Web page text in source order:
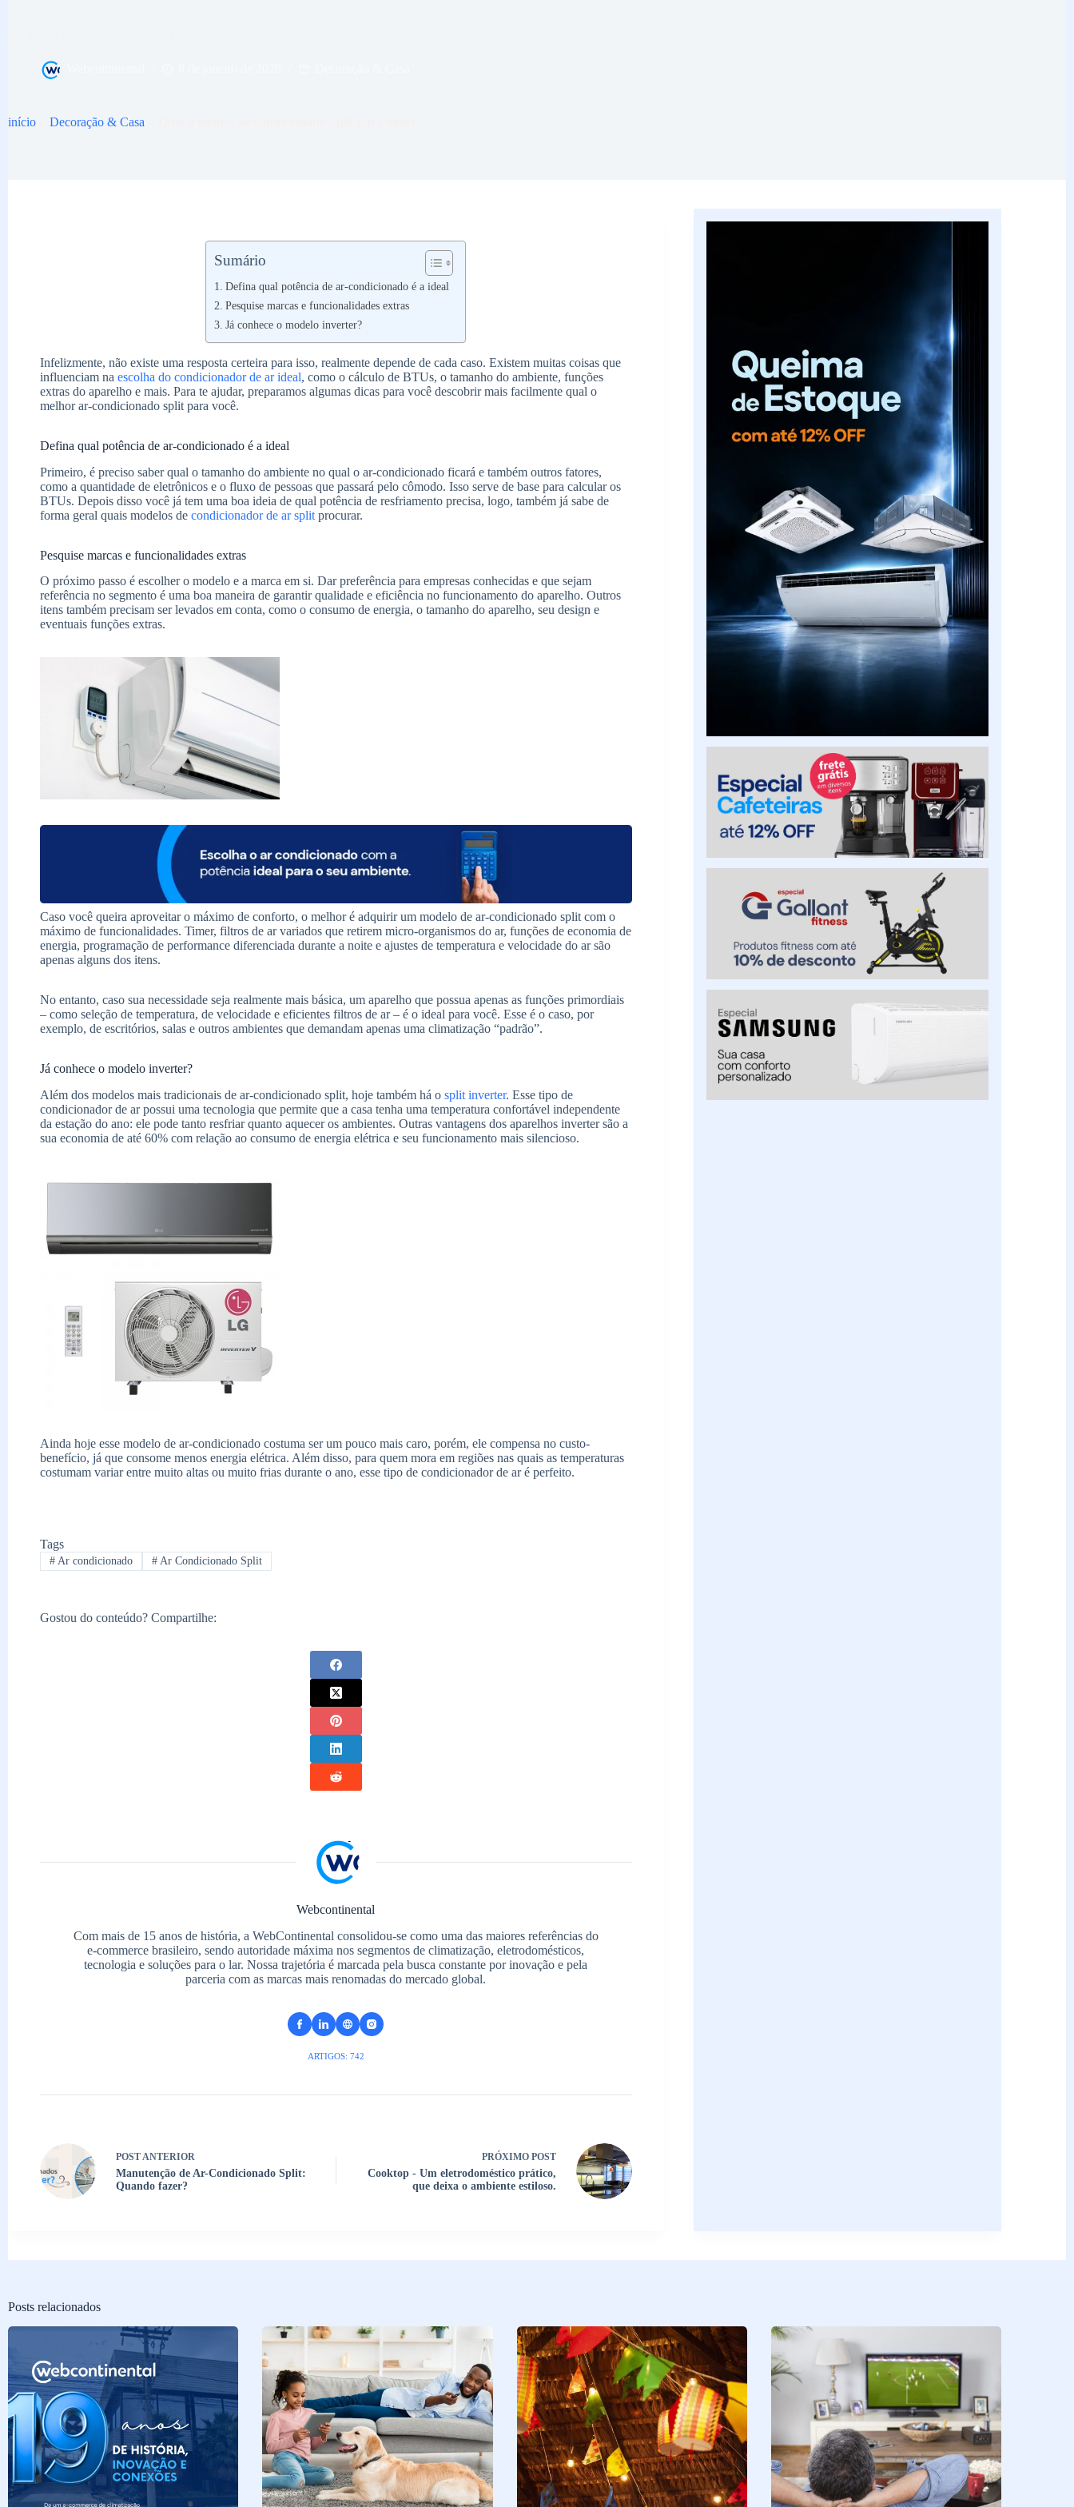
início Decoração & Casa
Sumário
Defina qual potência de ar-condicionado é a ideal
Pesquise marcas e funcionalidades extras
Já conhece o modelo inverter?
Infelizmente, não existe uma resposta certeira para isso, realmente depende de cada caso. Existem muitas coisas que
influenciam na escolha do condicionador de ar ideal, como o cálculo de BTUs, o tamanho do ambiente, funções
extras do aparelho e mais. Para te ajudar, preparamos algumas dicas para você descobrir mais facilmente qual o
melhor ar-condicionado split para você.
Defina qual potência de ar-condicionado é a ideal
Primeiro, é preciso saber qual o tamanho do ambiente no qual o ar-condicionado ficará e também outros fatores,
como a quantidade de eletrônicos e o fluxo de pessoas que passará pelo cômodo. Isso serve de base para calcular os
BTUs. Depois disso você já tem uma boa ideia de qual potência de resfriamento precisa, logo, também já sabe de
forma geral quais modelos de condicionador de ar split procurar.
Pesquise marcas e funcionalidades extras
O próximo passo é escolher o modelo e a marca em si. Dar preferência para empresas conhecidas e que sejam
referência no segmento é uma boa maneira de garantir qualidade e eficiência no funcionamento do aparelho. Outros
itens também precisam ser levados em conta, como o consumo de energia, o tamanho do aparelho, seu design e
eventuais funções extras.
Caso você queira aproveitar o máximo de conforto, o melhor é adquirir um modelo de ar-condicionado split com o
máximo de funcionalidades. Timer, filtros de ar variados que retirem micro-organismos do ar, funções de economia de
energia, programação de performance diferenciada durante a noite e ajustes de temperatura e velocidade do ar são
apenas alguns dos itens.
No entanto, caso sua necessidade seja realmente mais básica, um aparelho que possua apenas as funções primordiais
– como seleção de temperatura, de velocidade e eficientes filtros de ar – é o ideal para você. Esse é o caso, por
exemplo, de escritórios, salas e outros ambientes que demandam apenas uma climatização “padrão”.
Já conhece o modelo inverter?
Além dos modelos mais tradicionais de ar-condicionado split, hoje também há o split inverter. Esse tipo de
condicionador de ar possui uma tecnologia que permite que a casa tenha uma temperatura confortável independente
da estação do ano: ele pode tanto resfriar quanto aquecer os ambientes. Outras vantagens dos aparelhos inverter são a
sua economia de até 60% com relação ao consumo de energia elétrica e seu funcionamento mais silencioso.
Ainda hoje esse modelo de ar-condicionado costuma ser um pouco mais caro, porém, ele compensa no custo-
benefício, já que consome menos energia elétrica. Além disso, para quem mora em regiões nas quais as temperaturas
costumam variar entre muito altas ou muito frias durante o ano, esse tipo de condicionador de ar é perfeito.
Tags
#Ar condicionado #Ar Condicionado Split
Gostou do conteúdo? Compartilhe:
Webcontinental
Com mais de 15 anos de história, a WebContinental consolidou-se como uma das maiores referências do
e-commerce brasileiro, sendo autoridade máxima nos segmentos de climatização, eletrodomésticos,
tecnologia e soluções para o lar. Nossa trajetória é marcada pela busca constante por inovação e pela
parceria com as marcas mais renomadas do mercado global.
ARTIGOS: 742
POSTANTERIOR
Manutenção de Ar-Condicionado Split:
Quando fazer?
PRÓXIMO POST
Cooktop - Um eletrodoméstico prático,
que deixa o ambiente estiloso.
Posts relacionados